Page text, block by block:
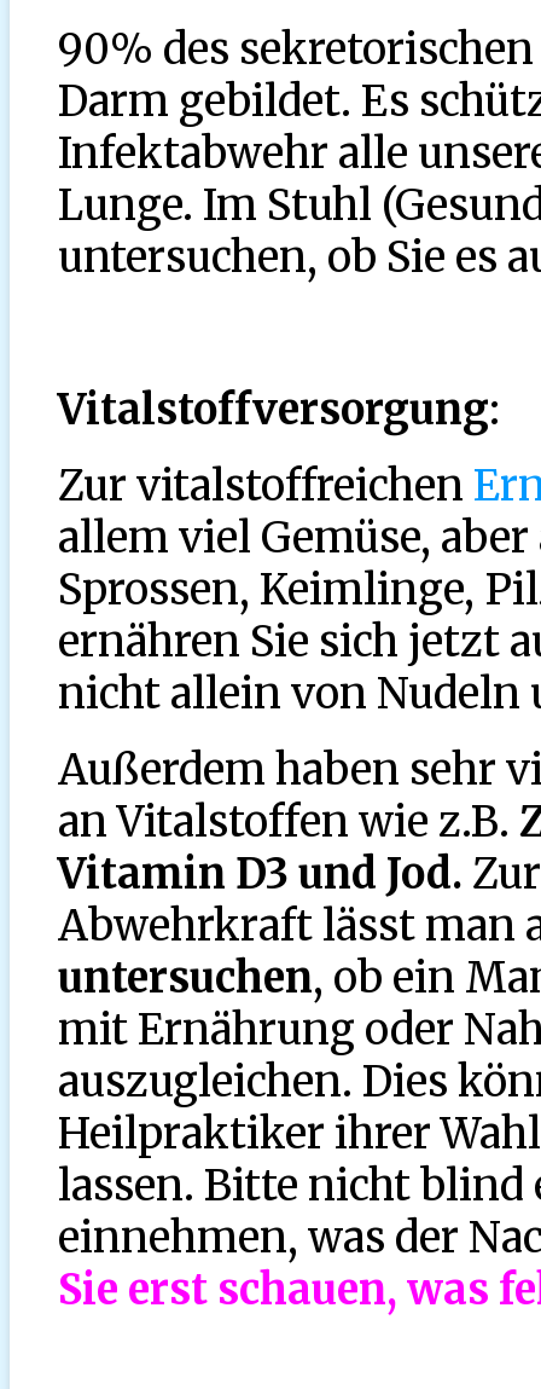
90% des sekretorischen
Darm gebildet. Es
Infektabwehr alle
Lunge. Im Stuhl
untersuchen, ob Sie es
Vitalstoffversorgung:
Zur vitalstoffreichen
allem viel Gemüse,
Sprossen, Keimlinge,
ernähren Sie sich jetzt
nicht allein von Nudeln
Außerdem haben sehr
an Vitalstoffen wie z.B.
Vitamin D3 und Jod.
Abwehrkraft lässt man
untersuchen, ob ein
mit Ernährung oder
auszugleichen. Dies
Heilpraktiker ihrer
lassen. Bitte nicht blind
einnehmen, was der
Sie erst schauen, was